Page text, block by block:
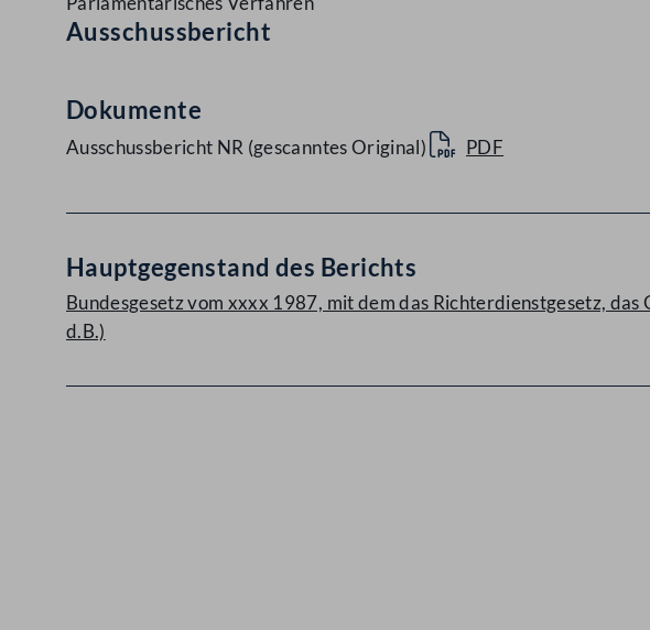
Ausschussbericht
Dokumente
Ausschussbericht NR (gescanntes Original) PDF
Hauptgegenstand des Berichts
Bundesgesetz vom xxxx 1987, mit dem das Richterdienstgesetz,
d.B.)